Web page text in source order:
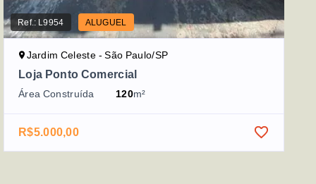
Ref.: L9954 ALUGUEL
Jardim Celeste - São Paulo/SP
Loja Ponto Comercial
Área Construída 120m²
R$5.000,00